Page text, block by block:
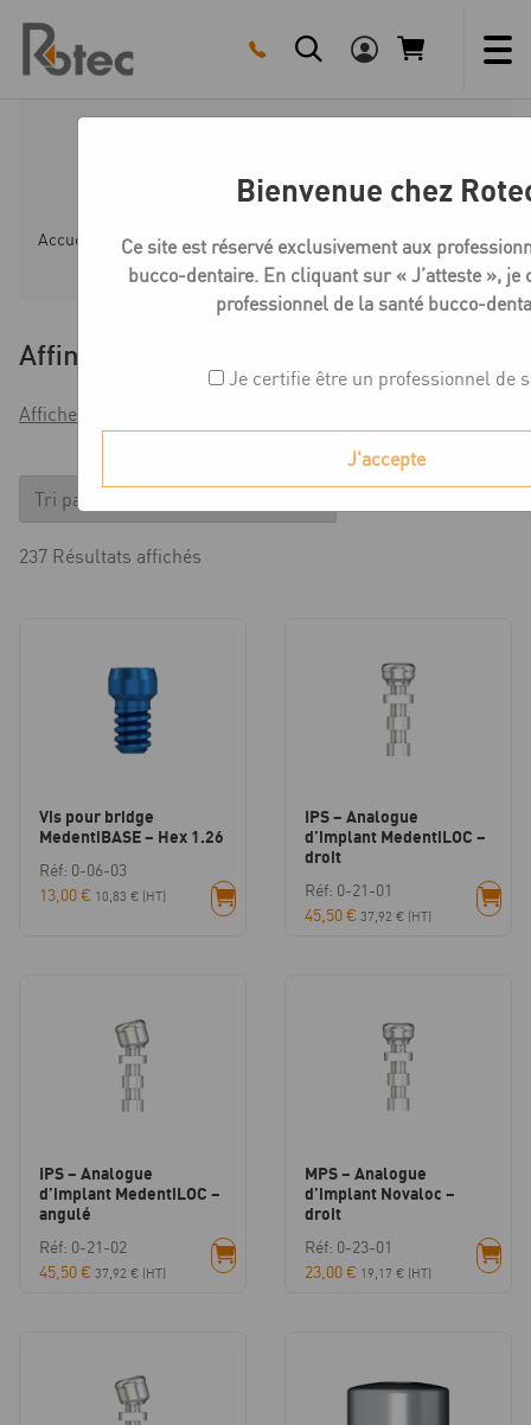
content
Microcone/Quattrocone
Accueil Boutique Implantologie - pièces prothétiques
Affiner
Afficher les filtres
237 Résultats affichés
Vis pour bridge
MedentiBASE – Hex 1.26
Réf: 0-06-03
13,00€ 10,83 € (HT)
IPS – Analogue
d’implant MedentiLOC –
droit
Réf: 0-21-01
45,50€ 37,92 € (HT)
IPS – Analogue
d’implant MedentiLOC –
angulé
Réf: 0-21-02
45,50€ 37,92 € (HT)
MPS – Analogue
d’implant Novaloc –
droit
Réf: 0-23-01
23,00€ 19,17 € (HT)
Bienvenue chez
Ce site est réservé exclusivement aux
bucco-dentaire. En cliquant sur « J’atteste », je
professionnel de la santé bucco-
Je certifie être un professionnel de
J'accepte